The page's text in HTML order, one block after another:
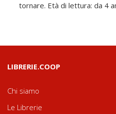
tornare. Età di lettura: da 4
LIBRERIE.COOP
Chi siamo
Le Librerie